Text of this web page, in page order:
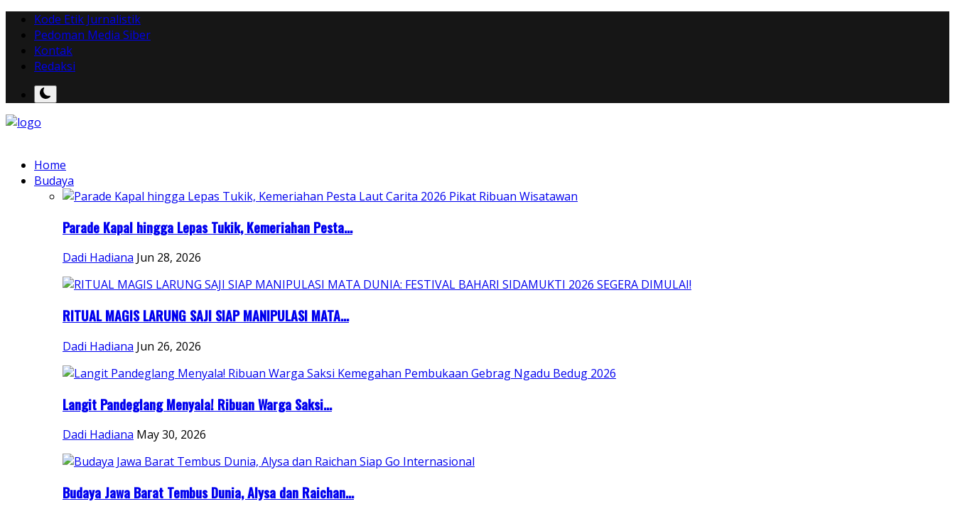
Kode Etik Jurnalistik
Pedoman Media Siber
Kontak
Redaksi
Home
Budaya
Parade Kapal hingga Lepas Tukik, Kemeriahan Pesta...
Dadi Hadiana Jun 28, 2026
RITUAL MAGIS LARUNG SAJI SIAP MANIPULASI MATA...
Dadi Hadiana Jun 26, 2026
Langit Pandeglang Menyala! Ribuan Warga Saksi...
Dadi Hadiana May 30, 2026
Budaya Jawa Barat Tembus Dunia, Alysa dan Raichan...